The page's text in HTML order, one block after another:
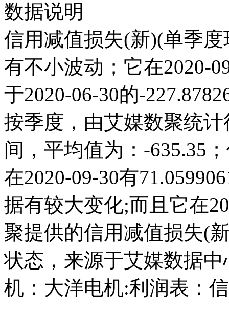
数据说明
信用减值损失(新)(单季
有不小波动；它在2020-
于2020-06-30的-
按季度，由艾媒数聚统计
间，平均值为：-635.35
在2020-09-30有
据有较大变化;而且它在
聚提供的信用减值损失(
状态，来源于艾媒数据
机：大洋电机:利润表：